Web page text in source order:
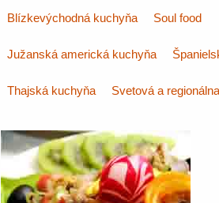
Blízkevýchodná kuchyňa Soul food
Južanská americká kuchyňa
Thajská kuchyňa Svetová a